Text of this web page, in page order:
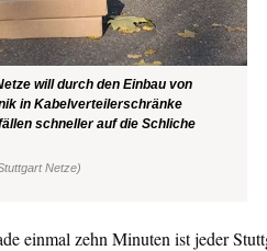
will durch den Einbau von
in Kabelverteilerschränke
schneller auf die Schliche
Netze)
einmal zehn Minuten ist jeder